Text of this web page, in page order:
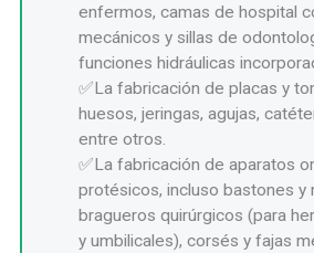
enfermos, camas de hospital
mecánicos y sillas de
funciones hidráulicas
La fabricación de placas y
huesos, jeringas, agujas,
entre otros.
La fabricación de aparatos
protésicos, incluso bastones y
bragueros quirúrgicos (para
y umbilicales), corsés y fajas